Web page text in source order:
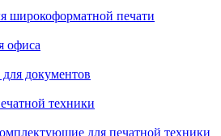
широкоформатной печати
офиса
документов
техники
для печатной техники